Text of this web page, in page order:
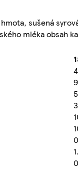
sušená
mléka obsah